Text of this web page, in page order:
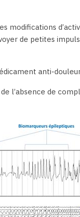
modifications
de petites
anti-
l’absence de